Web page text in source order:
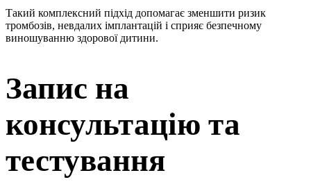
Такий комплексний підхід допомагає зменшити ризик
тромбозів, невдалих імплантацій і сприяє безпечному
виношуванню здорової дитини.
Запис на
консультацію та
тестування